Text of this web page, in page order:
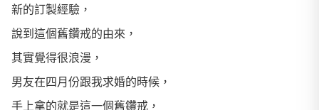
新的訂製經驗，
說到這個舊鑽戒的由來，
其實覺得很浪漫，
男友在四月份跟我求婚的時候，
手上拿的就是這一個舊鑽戒，